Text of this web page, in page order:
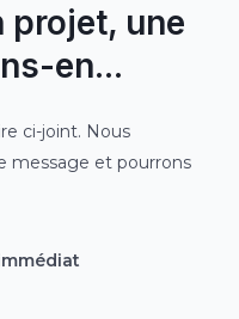
projet, une
en...
ci-joint. Nous
message et pourrons